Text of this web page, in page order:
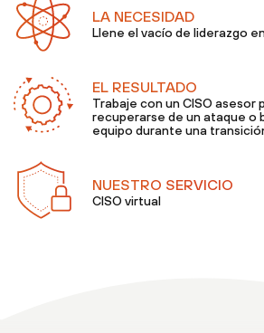
LA NECESIDAD
Llene el vacío de liderazgo
EL RESULTADO
Trabaje con un CISO asesor
recuperarse de un ataque o
equipo durante una
NUESTRO SERVICIO
CISO virtual